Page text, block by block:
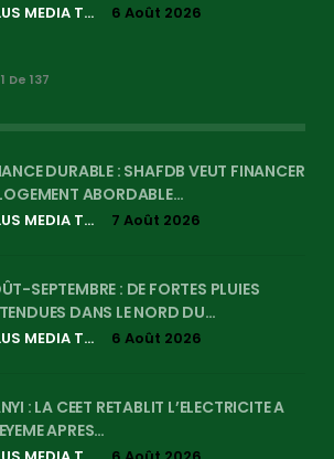
EPLUS MEDIA TV 6 Août 2026
1 De 137
DURABLE : SHAFDB VEUT FINANCER
ABORDABLE…
EPLUS MEDIA TV 7 Août 2026
SEPTEMBRE : DE FORTES PLUIES
DANS LE NORD DU…
EPLUS MEDIA TV 6 Août 2026
: LA CEET RETABLIT L’ELECTRICITE A
APRES…